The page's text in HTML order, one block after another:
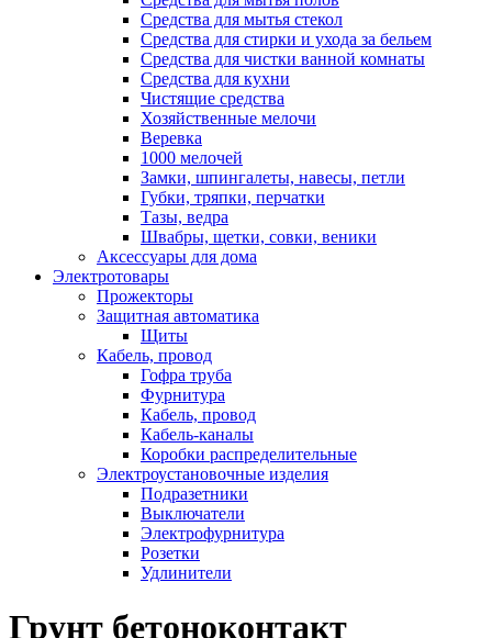
Средства для мытья стекол
Средства для стирки и ухода за бельем
Средства для чистки ванной комнаты
Средства для кухни
Чистящие средства
Хозяйственные мелочи
Веревка
1000 мелочей
Замки, шпингалеты, навесы, петли
Губки, тряпки, перчатки
Тазы, ведра
Швабры, щетки, совки, веники
Аксессуары для дома
Электротовары
Прожекторы
Защитная автоматика
Щиты
Кабель, провод
Гофра труба
Фурнитура
Кабель, провод
Кабель-каналы
Коробки распределительные
Электроустановочные изделия
Подразетники
Выключатели
Электрофурнитура
Розетки
Удлинители
Грунт бетоноконтакт